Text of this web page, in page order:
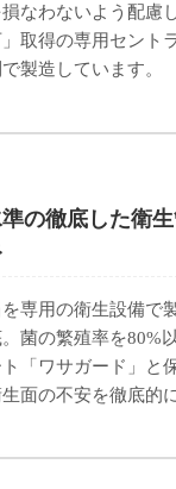
損なわないよう配慮
取得の専用セント
製造しています。
の徹底した衛
専用の衛生設備で
菌の繁殖率を80%
「ワサガード」と
面の不安を徹底的